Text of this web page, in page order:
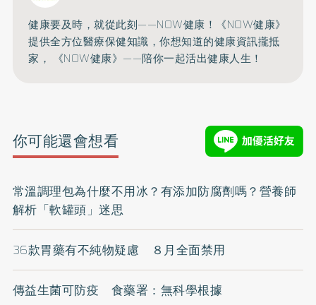
健康要及時，就從此刻——NOW健康！《NOW健康》
提供全方位醫療保健知識，你想知道的健康資訊攏抵
家， 《NOW健康》——陪你一起活出健康人生！
你可能還會想看
常溫調理包為什麼不用冰？有添加防腐劑嗎？營養師
解析「軟罐頭」迷思
36款胃藥有不純物疑慮 ８月全面禁用
傳益生菌可防疫 食藥署：無科學根據